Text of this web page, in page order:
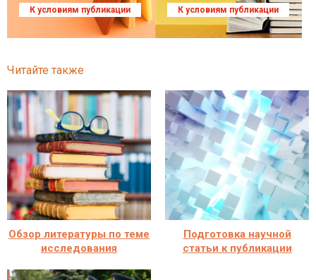
К условиям публикации К условиям публикации
Читайте также
Обзор литературы по теме
исследования
Подготовка научной
статьи к публикации